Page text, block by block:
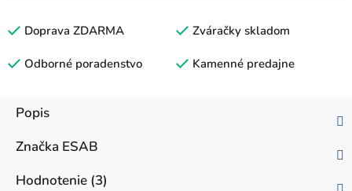
Doprava ZDARMA Zváračky skladom
Odborné poradenstvo Kamenné predajne
Popis
Značka ESAB
Hodnotenie (3)